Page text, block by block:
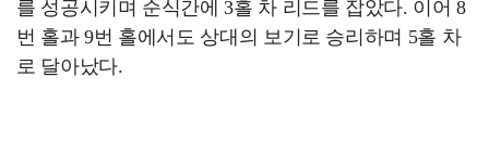
를 성공시키며 순식간에 3홀 차 리드를 잡았다. 이어 8
번 홀과 9번 홀에서도 상대의 보기로 승리하며 5홀 차
로 달아났다.